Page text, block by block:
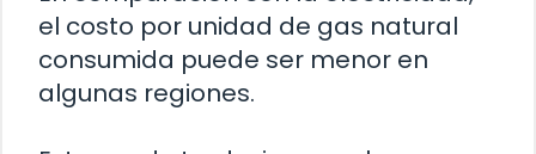
el costo por unidad de gas natural
consumida puede ser menor en
algunas regiones.